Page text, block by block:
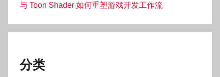
与 Toon Shader 如何重塑游戏开发工作流
分类